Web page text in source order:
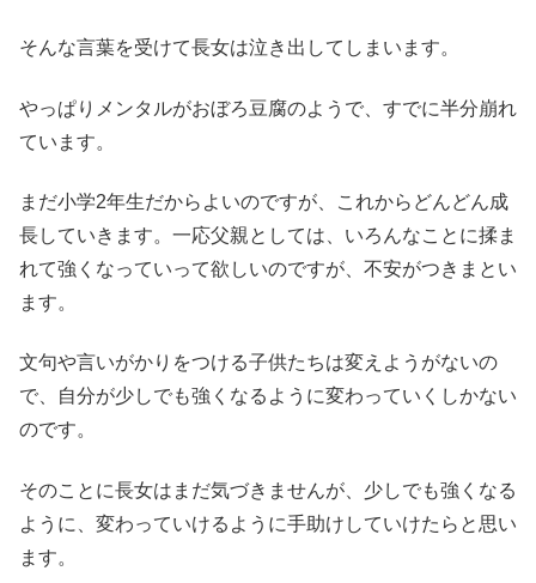
そんな言葉を受けて長女は泣き出してしまいます。
やっぱりメンタルがおぼろ豆腐のようで、すでに半分崩れ
ています。
まだ小学2年生だからよいのですが、これからどんどん成
長していきます。一応父親としては、いろんなことに揉ま
れて強くなっていって欲しいのですが、不安がつきまとい
ます。
文句や言いがかりをつける子供たちは変えようがないの
で、自分が少しでも強くなるように変わっていくしかない
のです。
そのことに長女はまだ気づきませんが、少しでも強くなる
ように、変わっていけるように手助けしていけたらと思い
ます。